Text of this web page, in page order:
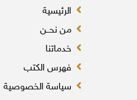
الرئيسية
من نحــن
خدماتنا
فهرس الكتب
سياسة الخصوصية